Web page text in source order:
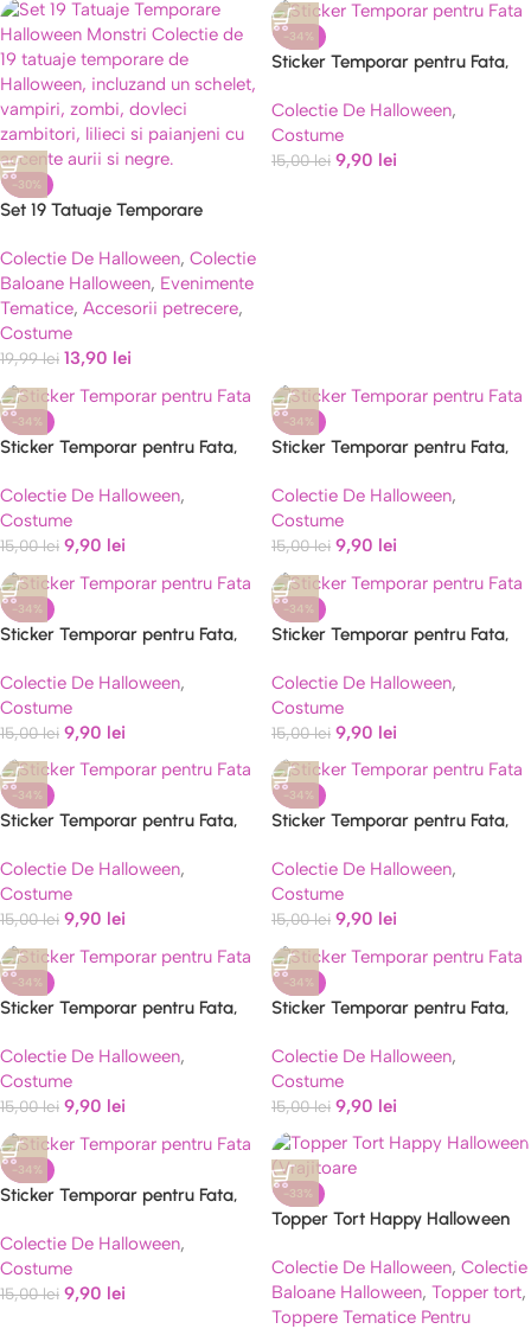
-30%
Set 19 Tatuaje Temporare
Aurii
Colectie De Halloween, Colectie
Baloane Halloween, Evenimente
Tematice, Accesorii petrecere,
Costume
19,99lei 13,90 lei
-34%
Sticker Temporar pentru Fata,
Halloween, Teatru, Model
Caprioara
Colectie De Halloween,
Costume
15,00lei 9,90 lei
-34%
Sticker Temporar pentru Fata,
Halloween, Teatru, Model cu
Inimioare
Colectie De Halloween,
Costume
15,00lei 9,90 lei
-34%
Sticker Temporar pentru Fata,
Halloween, Teatru, Model Fluture
Colectie De Halloween,
Costume
15,00lei 9,90 lei
-34%
Sticker Temporar pentru Fata,
Halloween, Teatru, Model Girafa
Colectie De Halloween,
Costume
15,00lei 9,90 lei
-34%
Sticker Temporar pentru Fata,
Halloween, Teatru, Model
Leopard
Colectie De Halloween,
Costume
15,00lei 9,90 lei
-34%
Sticker Temporar pentru Fata,
Halloween, Teatru, Model Leu
Colectie De Halloween,
Costume
15,00lei 9,90 lei
-34%
Sticker Temporar pentru Fata,
Halloween, Teatru, Model Pisica,
Mov
Colectie De Halloween,
Costume
15,00lei 9,90 lei
-34%
Sticker Temporar pentru Fata,
Halloween, Teatru, Model Tigru,
Maro
Colectie De Halloween,
Costume
15,00lei 9,90 lei
-34%
Sticker Temporar pentru Fata,
Halloween, Teatru, Model
Unicorn
Colectie De Halloween,
Costume
15,00lei 9,90 lei
-34%
Sticker Temporar pentru Fata,
Halloween, Teatru, Model Vulpe
Colectie De Halloween,
Costume
15,00lei 9,90 lei
-33%
Topper Tort Happy Halloween
x 13.5 cm
Colectie De Halloween, Colectie
Baloane Halloween, Topper tort,
Toppere Tematice Pentru